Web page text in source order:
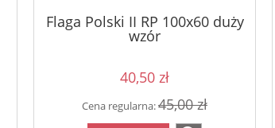
Flaga Polski II RP 100x60 duży
wzór
40,50 zł
Cena regularna:45,00 zł